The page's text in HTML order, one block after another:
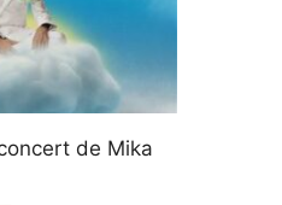
de Mika